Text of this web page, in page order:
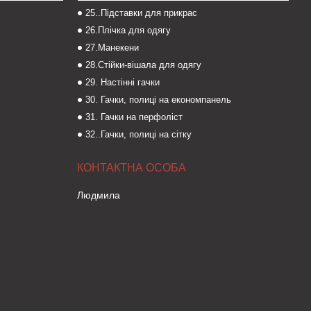
25..Підставки для прикрас
26.Плічка для одягу
27.Манекени
28.Стійки-вішала для одягу
29. Настінні гачки
30. Гачки, полиці на економпанель
31. Гачки на перфоліст
32..Гачки, полиці на сітку
Людмила